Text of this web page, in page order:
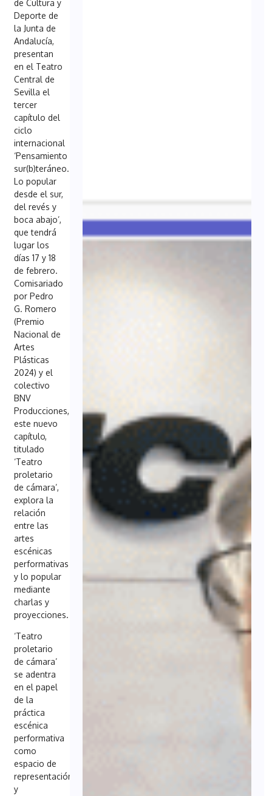
de Cultura y
Deporte de
la Junta de
Andalucía,
presentan
en el Teatro
Central de
Sevilla el
tercer
capítulo del
ciclo
internacional
‘Pensamiento
sur(b)teráneo.
Lo popular
desde el sur,
del revés y
boca abajo’,
que tendrá
lugar los
días 17 y 18
de febrero.
Comisariado
por Pedro
G. Romero
(Premio
Nacional de
Artes
Plásticas
2024) y el
colectivo
BNV
Producciones,
este nuevo
capítulo,
titulado
‘Teatro
proletario
de cámara’,
explora la
relación
entre las
artes
escénicas
performativas
y lo popular
mediante
charlas y
proyecciones.
‘Teatro
proletario
de cámara’
se adentra
en el papel
de la
práctica
escénica
performativa
como
espacio de
representación
y